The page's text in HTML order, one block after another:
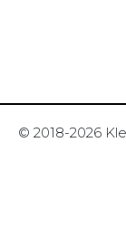
© 2018-2026